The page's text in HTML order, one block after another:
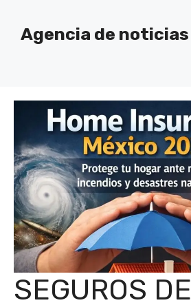
contenido
Agencia de noticias
SEGUROS DE